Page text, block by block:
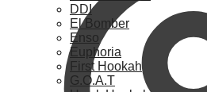
DDI
El Bomber
Enso
Euphoria
First Hookah
G.O.A.T